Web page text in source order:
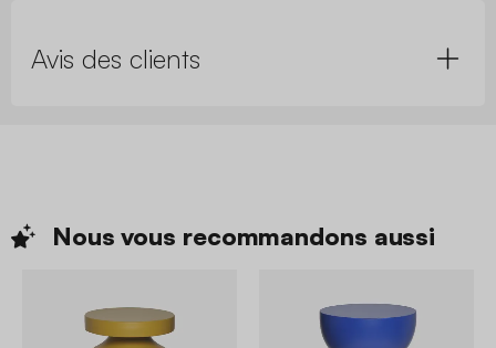
Avis des clients
Nous vous recommandons aussi